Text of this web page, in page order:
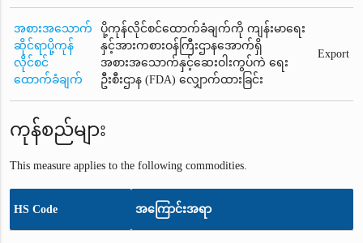
အစားအသောက်
ဆိုင်ရာပို့ကုန်
လိုင်စင်
ထောက်ခံချက်
ပို့ကုန်လိုင်စင်ထောက်ခံချက်ကို ကျန်းမာရေး
နှင့်အားကစားဝန်ကြီးဌာနအောက်ရှိ
အစားအသောက်နှင့်ဆေးဝါးကွပ်ကဲ ရေး
ဦးစီးဌာန (FDA) လျှောက်ထားခြင်း
Export
ကုန်စည်များ
This measure applies to the following commodities.
HS Code အကြောင်းအရာ